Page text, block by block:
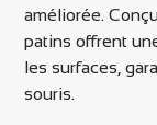
améliorée.
patins offrent
les surfaces,
souris.